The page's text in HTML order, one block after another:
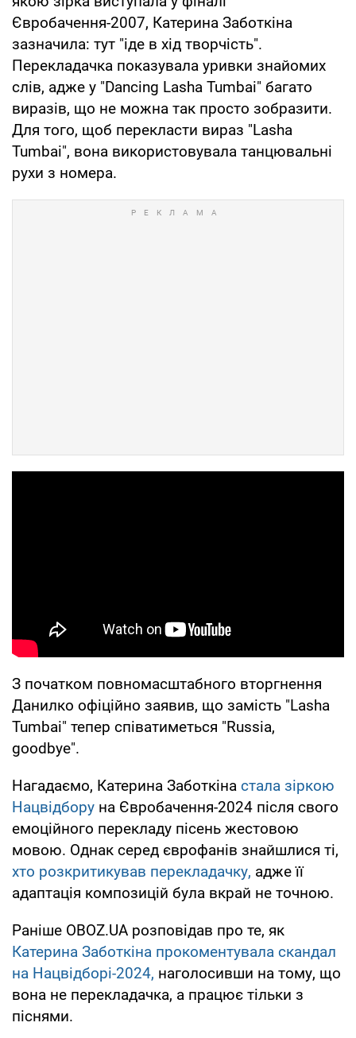
Євробачення-2007, Катерина Заботкіна
зазначила: тут "іде в хід творчість".
Перекладачка показувала уривки знайомих
слів, адже у "Dancing Lasha Tumbai" багато
виразів, що не можна так просто зобразити.
Для того, щоб перекласти вираз "Lasha
Tumbai", вона використовувала танцювальні
рухи з номера.
З початком повномасштабного вторгнення
Данилко офіційно заявив, що замість "Lasha
Tumbai" тепер співатиметься "Russia,
goodbye".
Нагадаємо, Катерина Заботкіна стала зіркою
Нацвідбору на Євробачення-2024 після свого
емоційного перекладу пісень жестовою
мовою. Однак серед єврофанів знайшлися ті,
хто розкритикував перекладачку, адже її
адаптація композицій була вкрай не точною.
Раніше OBOZ.UA розповідав про те, як
Катерина Заботкіна прокоментувала скандал
на Нацвідборі-2024, наголосивши на тому, що
вона не перекладачка, а працює тільки з
піснями.